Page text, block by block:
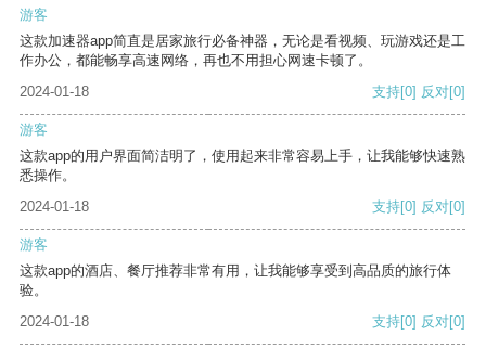
游客
这款加速器app简直是居家旅行必备神器，无论是看视频、玩游戏还是工
作办公，都能畅享高速网络，再也不用担心网速卡顿了。
2024-01-18
支持[0] 反对[0]
游客
这款app的用户界面简洁明了，使用起来非常容易上手，让我能够快速熟
悉操作。
2024-01-18
支持[0] 反对[0]
游客
这款app的酒店、餐厅推荐非常有用，让我能够享受到高品质的旅行体
验。
2024-01-18
支持[0] 反对[0]